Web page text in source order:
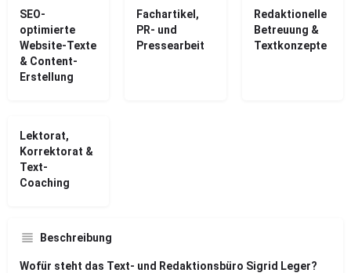
SEO-
optimierte
Website-Texte
& Content-
Erstellung
Fachartikel,
PR- und
Pressearbeit
Redaktionelle
Betreuung &
Textkonzepte
Lektorat,
Korrektorat &
Text-
Coaching
Beschreibung
Wofür steht das Text- und Redaktionsbüro Sigrid Leger?